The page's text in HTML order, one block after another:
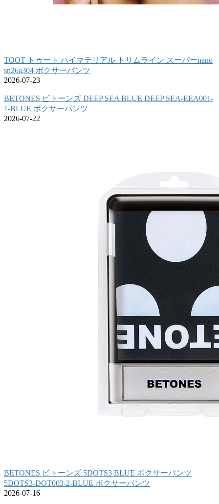
TOOT トゥート ハイマテリアル トリムライン スーパーnano
sn26a304 ボクサーパンツ
2026-07-23
BETONES ビトーンズ DEEP SEA BLUE DEEP SEA-EEA001-
1-BLUE ボクサーパンツ
2026-07-22
BETONES ビトーンズ 5DOTS3 BLUE ボクサーパンツ
5DOTS3-DOT003-2-BLUE ボクサーパンツ
2026-07-16